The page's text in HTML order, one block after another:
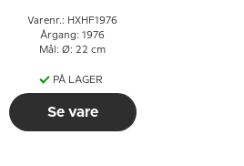
Varenr.: HXHF1976
Årgang: 1976
Mål: Ø: 22 cm
PÅ LAGER
Se vare